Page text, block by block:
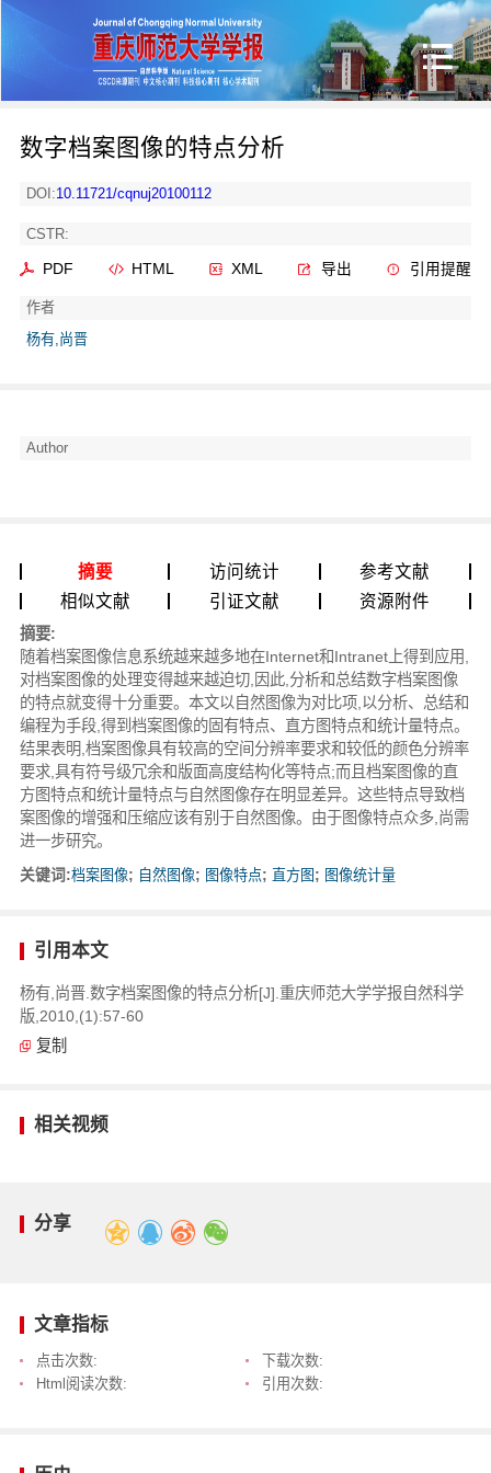
数字档案图像的特点分析
DOI:10.11721/cqnuj20100112
CSTR:
PDF HTML XML 导出 引用提醒
作者
杨有,尚晋
Author
摘要 访问统计
参考文献
相似文献
引证文献 资源附件
摘要:
随着档案图像信息系统越来越多地在Internet和Intranet上得到应用,
对档案图像的处理变得越来越迫切,因此,分析和总结数字档案图像
的特点就变得十分重要。本文以自然图像为对比项,以分析、总结和
编程为手段,得到档案图像的固有特点、直方图特点和统计量特点。
结果表明,档案图像具有较高的空间分辨率要求和较低的颜色分辨率
要求,具有符号级冗余和版面高度结构化等特点;而且档案图像的直
方图特点和统计量特点与自然图像存在明显差异。这些特点导致档
案图像的增强和压缩应该有别于自然图像。由于图像特点众多,尚需
进一步研究。
关键词:档案图像; 自然图像; 图像特点; 直方图 ; 图像统计量
引用本文
杨有,尚晋.数字档案图像的特点分析[J].重庆师范大学学报自然科学
版,2010,(1):57-60
复制
相关视频
分享
文章指标
点击次数:
下载次数:
Html阅读次数:
引用次数: